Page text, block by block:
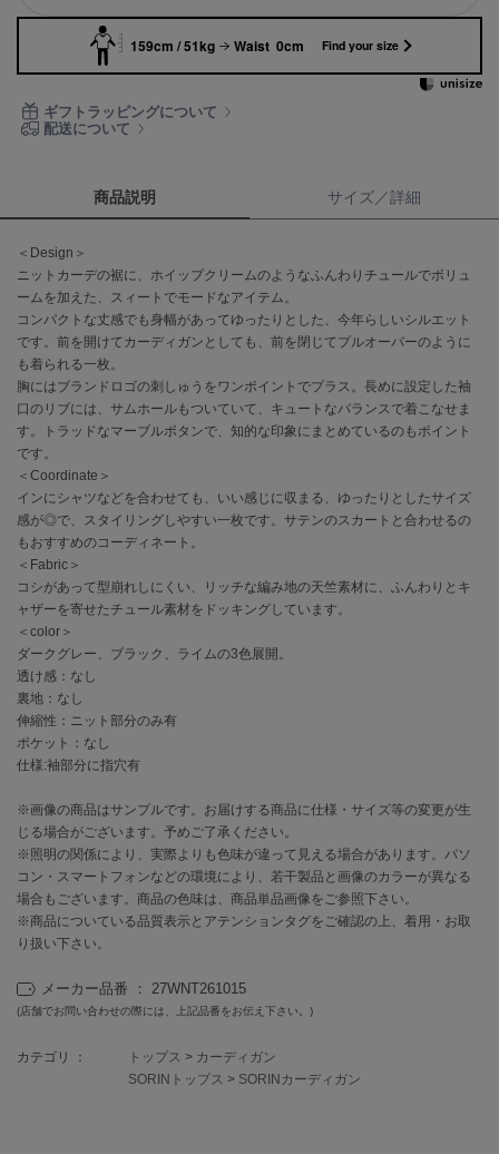
Calvin Klein
CELFORD
セロン
Clarks Premium
クラークス
CODE A
コードエー
COLE HAAN
コール ハーン
CONVERSE
コンバース
DANSKIN
ダンスキン
EIMY ISTOIRE
エイミー イストワール
emmi
エミ
エミ アトリエ
emmi yoga
エミヨガ
ETRÉ TOKYO
エトレトウキョウ
アイ
159cm / 51kg Waist 0cm Find your size
ギフトラッピングについて
配送について
商品説明 サイズ／詳細
＜Design＞
ニットカーデの裾に、ホイップクリームのようなふんわりチュールでボリュ
ームを加えた、スィートでモードなアイテム。
コンパクトな丈感でも身幅があってゆったりとした、今年らしいシルエット
です。前を開けてカーディガンとしても、前を閉じてプルオーバーのように
も着られる一枚。
胸にはブランドロゴの刺しゅうをワンポイントでプラス。長めに設定した袖
口のリブには、サムホールもついていて、キュートなバランスで着こなせま
す。トラッドなマーブルボタンで、知的な印象にまとめているのもポイント
です。
＜Coordinate＞
インにシャツなどを合わせても、いい感じに収まる、ゆったりとしたサイズ
感が◎で、スタイリングしやすい一枚です。サテンのスカートと合わせるの
もおすすめのコーディネート。
＜Fabric＞
コシがあって型崩れしにくい、リッチな編み地の天竺素材に、ふんわりとキ
ャザーを寄せたチュール素材をドッキングしています。
＜color＞
ダークグレー、ブラック、ライムの3色展開。
透け感：なし
裏地：なし
伸縮性：ニット部分のみ有
ポケット：なし
仕様:袖部分に指穴有
※画像の商品はサンプルです。お届けする商品に仕様・サイズ等の変更が生
じる場合がございます。予めご了承ください。
※照明の関係により、実際よりも色味が違って見える場合があります。パソ
コン・スマートフォンなどの環境により、若干製品と画像のカラーが異なる
場合もございます。商品の色味は、商品単品画像をご参照下さい。
※商品についている品質表示とアテンションタグをご確認の上、着用・お取
り扱い下さい。
メーカー品番 ： 27WNT261015
(店舗でお問い合わせの際には、上記品番をお伝え下さい。)
カテゴリ ： トップス > カーディガン
SORINトップス > SORINカーディガン